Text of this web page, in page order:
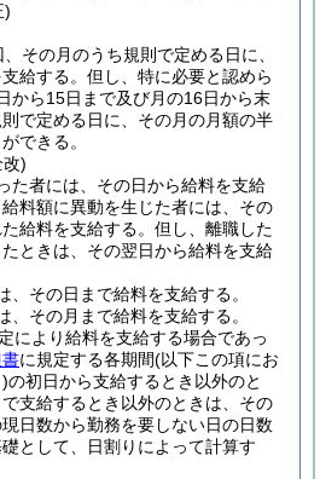
)
その月のうち規則で定める日に、
給する。 但し、特に必要と認めら
から15日まで及び月の16日から末
で定める日に、その月の月額の半
できる。
)
た者には、その日から給料を支給
料額に異動を生じた者には、その
給料を支給する。 但し、離職した
ときは、その翌日から給料を支給
、その日まで給料を支給する。
、その月まで給料を支給する。
により給料を支給する場合であっ
に規定する各期間(以下この項にお
の初日から支給するとき以外のと
支給するとき以外のときは、その
日数から勤務を要しない日の日数
として、日割りによって計算す